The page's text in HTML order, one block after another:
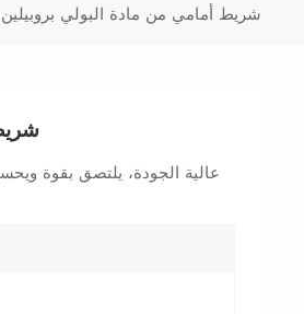
شريط أمامي من مادة البولي